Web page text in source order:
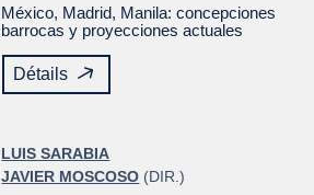
México, Madrid, Manila: concepciones
barrocas y proyecciones actuales
Détails
LUIS SARABIA
JAVIER MOSCOSO (DIR.)